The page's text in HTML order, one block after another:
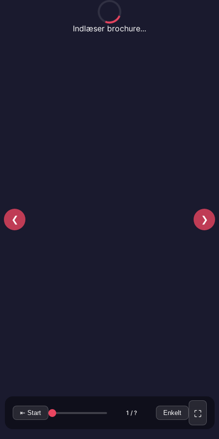
Indlæser brochure...
❮ ❯
⇤ Start 1 / ? Enkelt ⛶